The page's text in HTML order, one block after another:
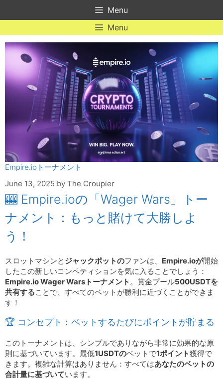
Menu
Menu
Empire.ioトーナメント
June 13, 2025 by The Croupier
🎰 Empire.ioの「Wager Wars」トー
ナメント：もっと賭けて大勝しよ
う！
スロットマシンと ジャックポットのファンは、 Empire.ioが開始
したこの新しいコンペティションを気に入ることでしょう：
Empire.io Wager Warsトーナメント 。賞金プール500USDTを
共有することで、すべてのベットが勝利に近づくことができま
す！
🏆 コンセプト：ベットするたびにポイントが貯まる
このトーナメントは、シンプルでありながら非常に効果的な原
則に基づいています。最低1USDTのベットで1ポイント獲得で
きます。複雑な計算はありません：すべてはあなたのベットの
合計量に基づいています。